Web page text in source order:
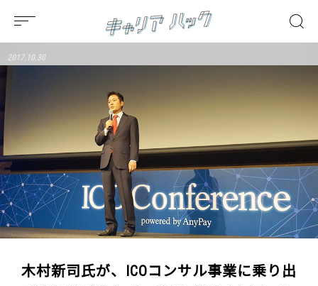
2017.10.30
木村新司氏が、ICOコンサル事業に乗り出